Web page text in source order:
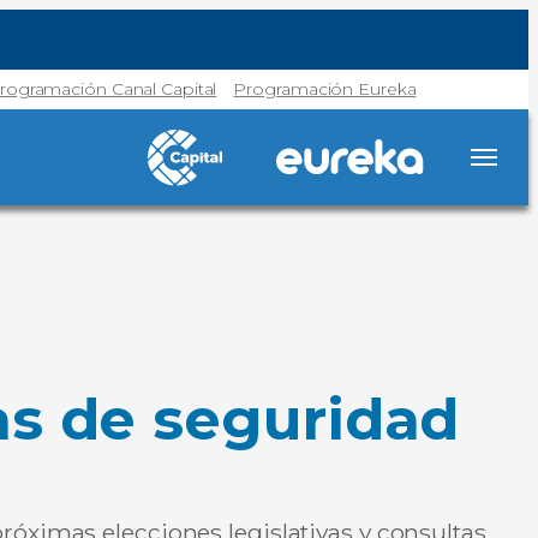
Canal Capital Programación Eureka
de seguridad
elecciones legislativas y consultas